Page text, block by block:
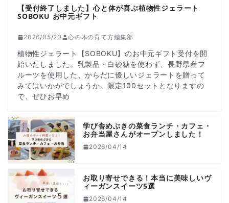
【受付終了しました】心と体が喜ぶ植物性ジェラート
SOBOKU お中元ギフト
2026/05/20 心の木の育て方編集部
植物性ジェラート【SOBOKU】のお中元ギフト受付を開
始いたしました。乳製品・白砂糖を使わず、長野県産フ
ルーツを使用した、からだに優しいジェラートを贈って
みてはいかがでしょうか。限定100セットとなりますの
で、ぜひお早め
学び舎めぶきの菜食ランチ・カフェ・
お弁当屋さんがオープンしました！
2026/04/14
お取り寄せできる！本当に美味しいヴ
ィーガンスイーツ5選
2026/04/14